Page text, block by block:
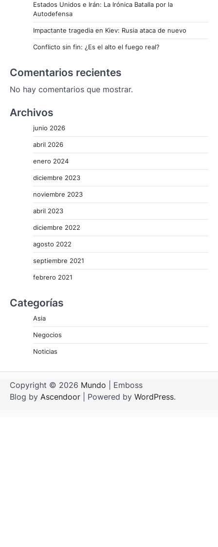
Estados Unidos e Irán: La Irónica Batalla por la
Autodefensa
Impactante tragedia en Kiev: Rusia ataca de nuevo
Conflicto sin fin: ¿Es el alto el fuego real?
Comentarios recientes
No hay comentarios que mostrar.
Archivos
junio 2026
abril 2026
enero 2024
diciembre 2023
noviembre 2023
abril 2023
diciembre 2022
agosto 2022
septiembre 2021
febrero 2021
Categorías
Asia
Negocios
Noticias
Copyright © 2026 Mundo | Emboss
Blog by Ascendoor | Powered by WordPress.